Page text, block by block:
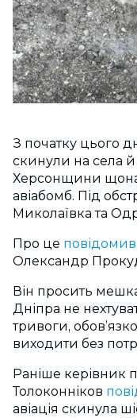
З початку цього
скинули на села
Херсонщини
авіабомб. Під
Миколаївка та
Про це повідомив
Олександр
Він просить
Дніпра не
тривоги,
виходити без
Раніше керівник
Толоконніков
авіація скинула